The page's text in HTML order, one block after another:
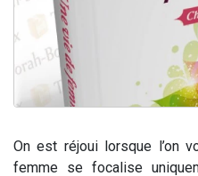
On est réjoui lorsque l’on
femme se focalise